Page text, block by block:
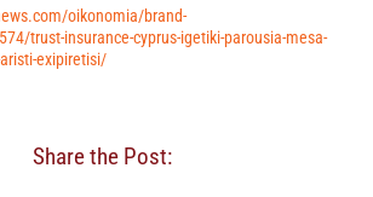
oikonomia/brand-
trust-insurance-cyprus-igetiki-parousia-mesa-
exipiretisi/
Share the Post: